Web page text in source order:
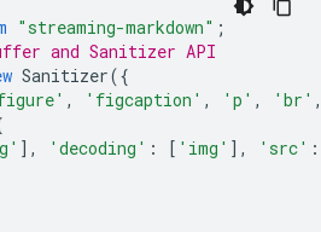
"streaming-markdown" ;
and Sanitizer API
Sanitizer({
, 'figcaption' , 'p' , 'br'
], 'decoding' : [ 'img' ], 'src' :